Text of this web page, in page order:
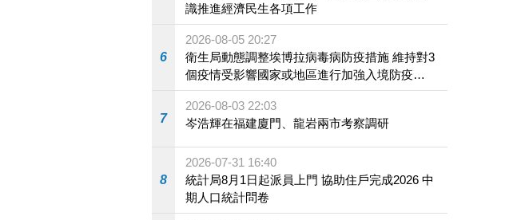
識推進經濟民生各項工作
6
2026-08-05 20:27
衛生局動態調整埃博拉病毒病防疫措施 維持對3
個疫情受影響國家或地區進行加強入境防疫措
施
7
2026-08-03 22:03
岑浩輝在福建廈門、龍岩兩市考察調研
8
2026-07-31 16:40
統計局8月1日起派員上門 協助住戶完成2026 中
期人口統計問卷